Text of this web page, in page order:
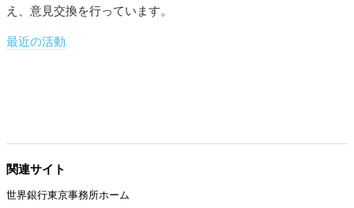
え、意見交換を行っています。
最近の活動
関連サイト
世界銀行東京事務所ホーム